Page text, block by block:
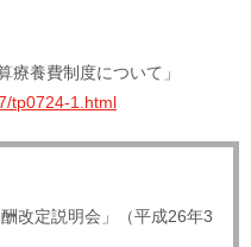
療養費制度について」
tp0724-1.html
改定説明会」（平成26年3